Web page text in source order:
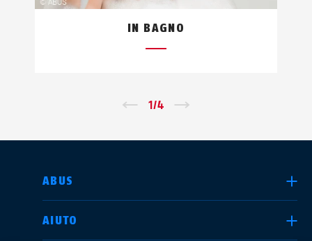
IN BAGNO
1/4
ABUS
AIUTO
SELEZIONA UN PAESE